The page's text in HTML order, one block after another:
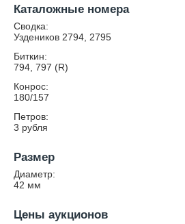
Каталожные номера
Сводка:
Уздеников 2794, 2795
Биткин:
794, 797 (R)
Конрос:
180/157
Петров:
3 рубля
Размер
Диаметр:
42 мм
Цены аукционов